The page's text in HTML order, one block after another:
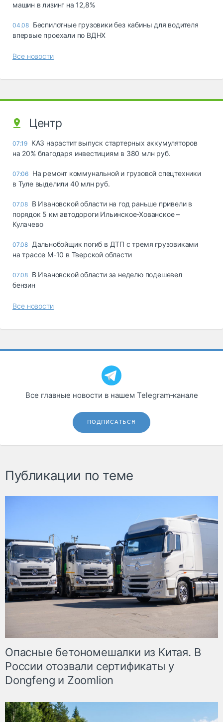
машин в лизинг на 12,8%
04.08 Беспилотные грузовики без кабины для водителя
впервые проехали по ВДНХ
Все новости
Центр
07:19 КАЗ нарастит выпуск стартерных аккумуляторов
на 20% благодаря инвестициям в 380 млн руб.
07:06 На ремонт коммунальной и грузовой спецтехники
в Туле выделили 40 млн руб.
07.08 В Ивановской области на год раньше привели в
порядок 5 км автодороги Ильинское-Хованское –
Кулачево
07.08 Дальнобойщик погиб в ДТП с тремя грузовиками
на трассе М-10 в Тверской области
07.08 В Ивановской области за неделю подешевел
бензин
Все новости
Все главные новости в нашем Telegram‑канале
ПОДПИСАТЬСЯ
Публикации по теме
Опасные бетономешалки из Китая. В
России отозвали сертификаты у
Dongfeng и Zoomlion